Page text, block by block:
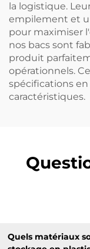
la logistique.
empilement et
pour maximiser
nos bacs sont
produit
opérationnels.
spécifications
caractéristiques.
Quels matériaux